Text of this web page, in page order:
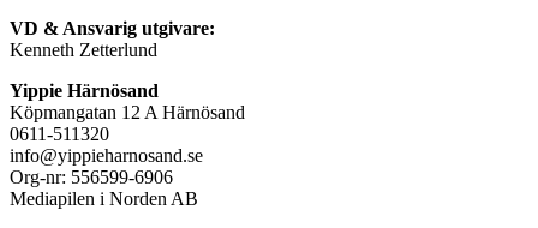
VD & Ansvarig utgivare:
Kenneth Zetterlund
Yippie Härnösand
Köpmangatan 12 A Härnösand
0611-511320
info@yippieharnosand.se
Org-nr: 556599-6906
Mediapilen i Norden AB